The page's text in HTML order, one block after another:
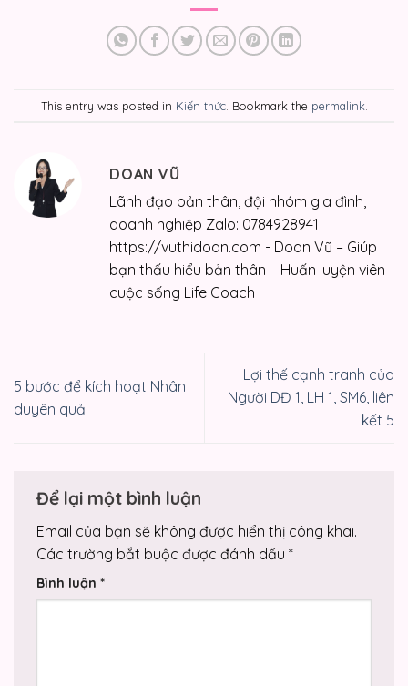
This entry was posted in Kiến thức. Bookmark the permalink
DOAN VŨ
Lãnh đạo bản thân, đội nhóm gia đình,
doanh nghiệp Zalo: 0784928941
https://vuthidoan.com - Doan Vũ – Giúp
bạn thấu hiểu bản thân – Huấn luyện viên
cuộc sống Life Coach
5 bước để kích hoạt Nhân
duyên quả
Lợi thế cạnh tranh của
Người DĐ 1, LH 1, SM6, liên
kết 5
Để lại một bình luận
Email của bạn sẽ không được hiển thị công khai.
Các trường bắt buộc được đánh dấu *
Bình luận *